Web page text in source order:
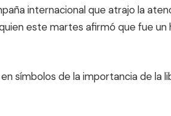
internacional que atrajo la
este martes afirmó que fue un
símbolos de la importancia de la